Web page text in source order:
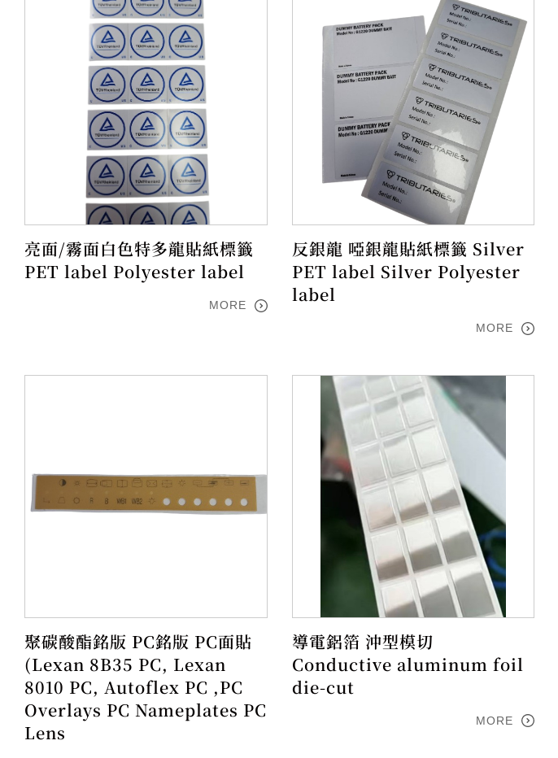
亮面/霧面白色特多龍貼紙標籤
PET label Polyester label
MORE
反銀龍 啞銀龍貼紙標籤 Silver
PET label Silver Polyester
label
MORE
聚碳酸酯銘版 PC銘版 PC面貼
(Lexan 8B35 PC, Lexan
8010 PC, Autoflex PC ,PC
Overlays PC Nameplates PC
Lens
導電鋁箔 沖型模切
Conductive aluminum foil
die-cut
MORE